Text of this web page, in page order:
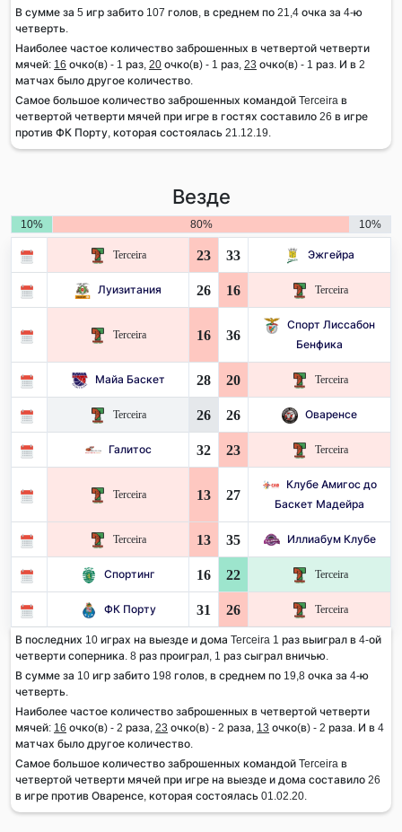
В сумме за 5 игр забито 107 голов, в среднем по 21,4 очка за 4-ю
четверть.
Наиболее частое количество заброшенных в четвертой четверти
мячей: 16 очко(в) - 1 раз, 20 очко(в) - 1 раз, 23 очко(в) - 1 раз. И в 2
матчах было другое количество.
Самое большое количество заброшенных командой Terceira в
четвертой четверти мячей при игре в гостях составило 26 в игре
против ФК Порту, которая состоялась 21.12.19.
Везде
10% 80% 10%
Terceira 23 33 Эжгейра
Луизитания 26 16 Terceira
Terceira 16 36
Спорт Лиссабон
Бенфика
Майа Баскет 28 20 Terceira
Terceira 26 26 Оваренсе
Галитос 32 23 Terceira
Terceira 13 27
Клубе Амигос до
Баскет Мадейра
Terceira 13 35 Иллиабум Клубе
Спортинг 16 22 Terceira
ФК Порту 31 26 Terceira
В последних 10 играх на выезде и дома Terceira 1 раз выиграл в 4-ой
четверти соперника. 8 раз проиграл, 1 раз сыграл вничью.
В сумме за 10 игр забито 198 голов, в среднем по 19,8 очка за 4-ю
четверть.
Наиболее частое количество заброшенных в четвертой четверти
мячей: 16 очко(в) - 2 раза, 23 очко(в) - 2 раза, 13 очко(в) - 2 раза. И в 4
матчах было другое количество.
Самое большое количество заброшенных командой Terceira в
четвертой четверти мячей при игре на выезде и дома составило 26
в игре против Оваренсе, которая состоялась 01.02.20.